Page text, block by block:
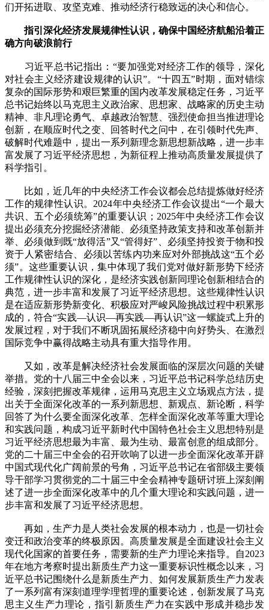
们开拓进取、攻坚克难、推动经济行稳致远的决心和信心。
指引深化经济发展规律性认识，确保中国经济航船沿着正
确方向破浪前行
习近平总书记指出：“要加强党对经济工作的领导，深化
对社会主义经济建设规律的认识”。“十四五”时期，面对错综
复杂的国际形势和艰巨繁重的国内改革发展稳定任务，习近平
总书记始终以马克思主义政治家、思想家、战略家的历史主动
精神、非凡理论勇气、卓越政治智慧、强烈使命担当推进理论
创新，在顺应时代之变、回答时代之问中，在引领时代先声、
破解时代难题中，提出一系列新理念新思想新战略，进一步丰
富发展了习近平经济思想，为新征程上推动高质量发展提供了
科学指引。
比如，近几年的中央经济工作会议都会总结提炼做好经济
工作的规律性认识。2024年中央经济工作会议提出“一个最大
共识、五个必须统筹”的重要认识；2025年中央经济工作会议
提出必须充分挖掘经济潜能、必须坚持政策支持和改革创新并
举、必须做到既“放得活”又“管得好”、必须坚持投资于物和投
资于人紧密结合、必须以苦练内功来应对外部挑战这“五个必
须”。这些重要认识，集中体现了我们党对做好新形势下经济
工作规律性认识的深化，是经济实践创新同理论创新相结合的
典范，进一步丰富和发展了习近平经济思想。这些规律性认识
是在适应新形势新变化、积极应对严峻风险挑战过程中积累形
成的，符合“实践—认识—再实践—再认识”这一螺旋式上升的
发展过程，对于我们不断巩固拓展经济稳中向好势头、在激烈
国际竞争中赢得战略主动具有重大指导作用。
又如，改革是解决经济社会发展面临的深层次问题的关键
举措。党的十八届三中全会以来，习近平总书记科学总结历史
经验，深刻把握改革规律，运用马克思主义立场观点方法，提
出关于全面深化改革的一系列新思想、新观点、新论断，科学
回答了为什么要全面深化改革、怎样全面深化改革等重大理论
和实践问题，构成习近平新时代中国特色社会主义思想特别是
习近平经济思想最为丰富、最为生动、最富创意的组成部分。
党的二十届三中全会的召开吹响了以进一步全面深化改革开辟
中国式现代化广阔前景的号角，习近平总书记在省部级主要领
导干部学习贯彻党的二十届三中全会精神专题研讨班上深刻阐
述了进一步全面深化改革中的几个重大理论和实践问题，进一
步丰富和发展了习近平经济思想。
再如，生产力是人类社会发展的根本动力，也是一切社会
变迁和政治变革的终极原因。高质量发展是全面建设社会主义
现代化国家的首要任务，需要新的生产力理论来指导。自2023
年在地方考察时提出新质生产力这一重要标识性概念以来，习
近平总书记围绕什么是新质生产力、如何发展新质生产力发表
了一系列富有深刻道理学理哲理的重要论述，创新发展了马克
思主义生产力理论，指引新质生产力在实践中形成并稳步发